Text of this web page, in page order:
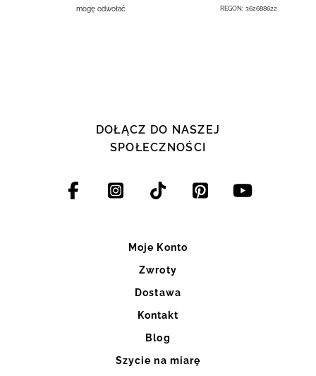
mogę odwołać.
REGON: 362688622
DOŁĄCZ DO NASZEJ
SPOŁECZNOŚCI
Moje Konto
Zwroty
Dostawa
Kontakt
Blog
Szycie na miarę